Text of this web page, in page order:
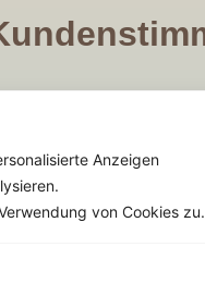
Anzeigen
von Cookies zu.
in der
bis mich eine
aller Leistung in der
Umständen - genießen